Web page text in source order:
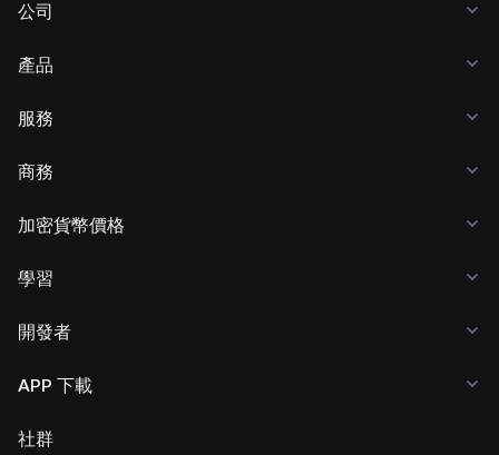
公司
產品
服務
商務
加密貨幣價格
學習
開發者
APP 下載
社群